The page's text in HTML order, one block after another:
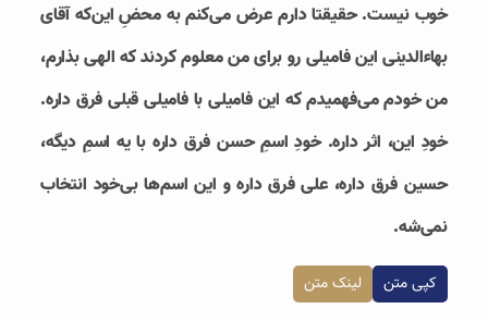
خوب نیست. حقیقتا دارم عرض می‌کنم به محضِ این‌که آقای
بهاء‌الدینی این فامیلی رو برای من معلوم کردند که الهی بذارم،
من خودم می‌فهمیدم که این فامیلی با فامیلی قبلی فرق داره.
خودِ این، اثر داره. خودِ اسمِ حسن فرق داره با یه اسمِ دیگه،
حسین فرق داره، علی فرق داره و این اسم‌ها بی‌خود انتخاب
نمی‌شه.
کپی متن لینک متن